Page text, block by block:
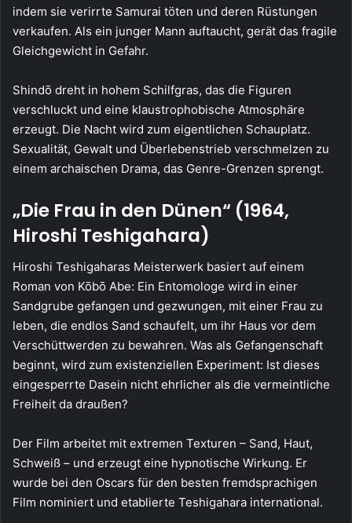
indem sie verirrte Samurai töten und deren Rüstungen
verkaufen. Als ein junger Mann auftaucht, gerät das fragile
Gleichgewicht in Gefahr.
Shindō dreht in hohem Schilfgras, das die Figuren
verschluckt und eine klaustrophobische Atmosphäre
erzeugt. Die Nacht wird zum eigentlichen Schauplatz.
Sexualität, Gewalt und Überlebenstrieb verschmelzen zu
einem archaischen Drama, das Genre-Grenzen sprengt.
„Die Frau in den Dünen“ (1964,
Hiroshi Teshigahara)
Hiroshi Teshigaharas Meisterwerk basiert auf einem
Roman von Kōbō Abe: Ein Entomologe wird in einer
Sandgrube gefangen und gezwungen, mit einer Frau zu
leben, die endlos Sand schaufelt, um ihr Haus vor dem
Verschüttwerden zu bewahren. Was als Gefangenschaft
beginnt, wird zum existenziellen Experiment: Ist dieses
eingesperrte Dasein nicht ehrlicher als die vermeintliche
Freiheit da draußen?
Der Film arbeitet mit extremen Texturen – Sand, Haut,
Schweiß – und erzeugt eine hypnotische Wirkung. Er
wurde bei den Oscars für den besten fremdsprachigen
Film nominiert und etablierte Teshigahara international.